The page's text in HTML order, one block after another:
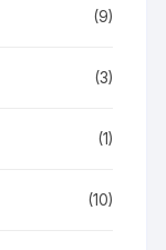
(9)
(3)
(1)
(10)